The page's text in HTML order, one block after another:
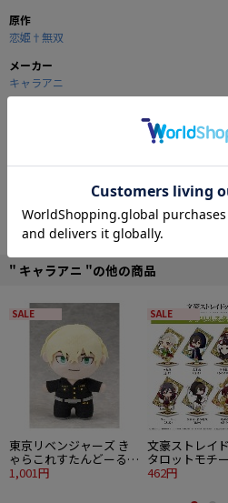
原作
恋姫†無双
メーカー
キャラアニ
大人気TVアニメ｢恋姫無双｣より、水着・下
夏の太陽の下、元気な姿を体いっぱいで
布地：ポリエステルスウェード
ポール：塩ビ
©Base Son
" キャラアニ "の他の商品
SALE
東京リベンジャーズ き
ゃらこれすたんどーる
松野千冬
1,001円
SALE
文豪ストレイ
タロットモチ
リルスタンド
462円